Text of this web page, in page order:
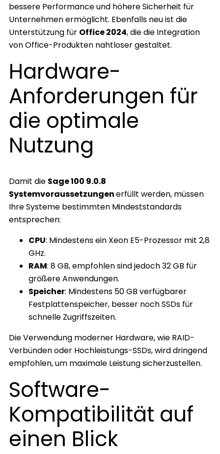
bessere Performance und höhere Sicherheit für
Unternehmen ermöglicht. Ebenfalls neu ist die
Unterstützung für Office 2024, die die Integration
von Office-Produkten nahtloser gestaltet.
Hardware-
Anforderungen für
die optimale
Nutzung
Damit die Sage 100 9.0.8
Systemvoraussetzungenerfüllt werden, müssen
Ihre Systeme bestimmten Mindeststandards
entsprechen:
CPU: Mindestens ein Xeon E5-Prozessor mit 2,8
GHz.
RAM: 8 GB, empfohlen sind jedoch 32 GB für
größere Anwendungen.
Speicher: Mindestens 50 GB verfügbarer
Festplattenspeicher, besser noch SSDs für
schnelle Zugriffszeiten.
Die Verwendung moderner Hardware, wie RAID-
Verbünden oder Hochleistungs-SSDs, wird dringend
empfohlen, um maximale Leistung sicherzustellen.
Software-
Kompatibilität auf
einen Blick